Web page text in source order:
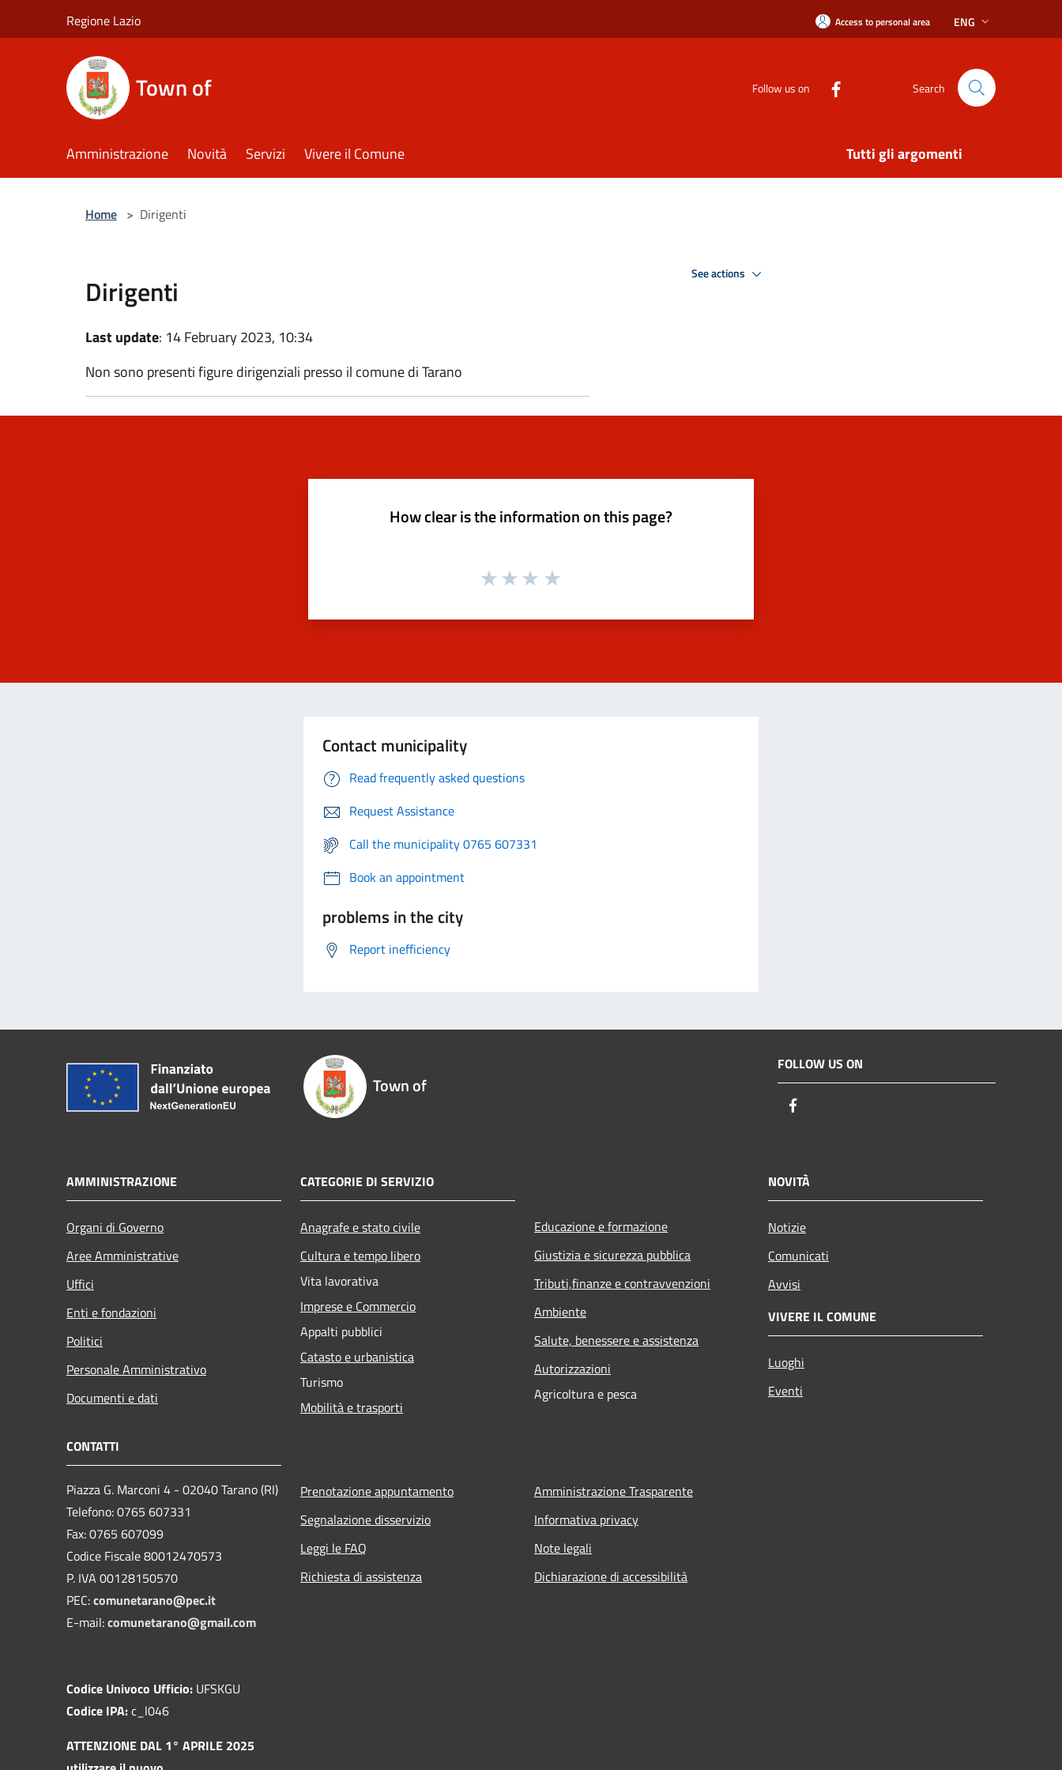
Regione Lazio Access to personal area ENG
Town of Follow us on Search
Amministrazione Novità Servizi Vivere il Comune Tutti gli argomenti
Home > Dirigenti
Dirigenti
Last update: 14 February 2023, 10:34
Non sono presenti figure dirigenziali presso il comune di Tarano
See actions
How clear is the information on this page?
Contact municipality
Read frequently asked questions
Request Assistance
Call the municipality 0765 607331
Book an appointment
problems in the city
Report inefficiency
Town of
FOLLOW US ON
AMMINISTRAZIONE
Organi di Governo
Aree Amministrative
Uffici
Enti e fondazioni
Politici
Personale Amministrativo
Documenti e dati
CATEGORIE DI SERVIZIO
Anagrafe e stato civile
Cultura e tempo libero
Vita lavorativa
Imprese e Commercio
Appalti pubblici
Catasto e urbanistica
Turismo
Mobilità e trasporti
Educazione e formazione
Giustizia e sicurezza pubblica
Tributi,finanze e contravvenzioni
Ambiente
Salute, benessere e assistenza
Autorizzazioni
Agricoltura e pesca
NOVITÀ
Notizie
Comunicati
Avvisi
VIVERE IL COMUNE
Luoghi
Eventi
CONTATTI
Piazza G. Marconi 4 - 02040 Tarano (RI)
Telefono: 0765 607331
Fax: 0765 607099
Codice Fiscale 80012470573
P. IVA 00128150570
PEC:comunetarano@pec.it
E-mail:comunetarano@gmail.com
Codice Univoco Ufficio: UFSKGU
Codice IPA:c_l046
ATTENZIONE DAL 1° APRILE 2025
Prenotazione appuntamento
Segnalazione disservizio
Leggi le FAQ
Richiesta di assistenza
Amministrazione Trasparente
Informativa privacy
Note legali
Dichiarazione di accessibilità